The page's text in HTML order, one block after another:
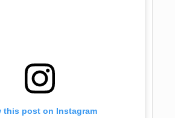
this post on Instagram